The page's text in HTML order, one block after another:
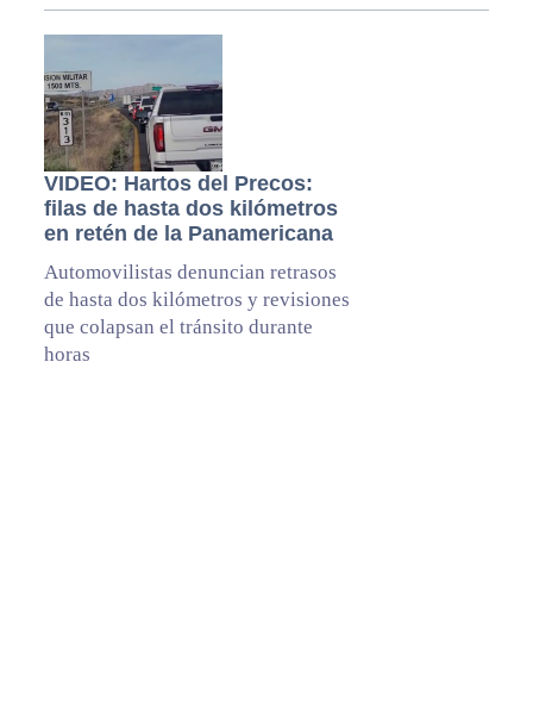
VIDEO: Hartos del Precos:
filas de hasta dos kilómetros
en retén de la Panamericana
Automovilistas denuncian retrasos
de hasta dos kilómetros y revisiones
que colapsan el tránsito durante
horas